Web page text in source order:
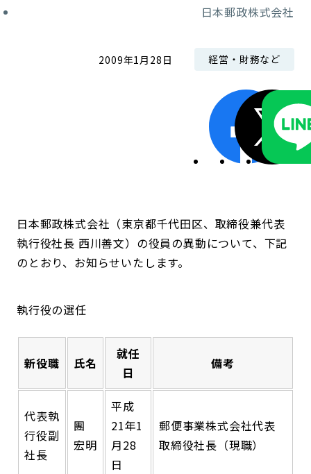
日本郵政株式会社
2009年1月28日 経営・財務など
日本郵政株式会社（東京都千代田区、取締役兼代表
執行役社長 西川善文）の役員の異動について、下記
のとおり、お知らせいたします。
執行役の選任
新役職 氏名
就任
日
備考
代表執
行役副
社長
團
宏明
平成
21年1
月28
日
郵便事業株式会社代表
取締役社長（現職）